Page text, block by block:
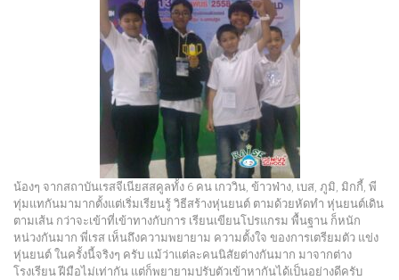
น้องๆ จากสถาบันเรสจีเนียสสคูลทั้ง 6 คน เกววิน, ข้าวฟ่าง, เบส, ภูมิ, มิกกี้, พี
ทุ่มแทกันมามากตั้งแต่เริ่มเรียนรู้ วิธีสร้างหุ่นยนต์ ตามด้วยหัดทำ หุ่นยนต์เดิน
ตามเส้น กว่าจะเข้าที่เข้าทางกับการ เรียนเขียนโปรแกรม พื้นฐาน ก็หนัก
หน่วงกันมาก พี่เรส เห็นถึงความพยายาม ความตั้งใจ ของการเตรียมตัว แข่ง
หุ่นยนต์ ในครั้งนี้จริงๆ ครับ แม้ว่าแต่ละคนนิสัยต่างกันมาก มาจากต่าง
โรงเรียน ฝีมือไม่เท่ากัน แต่ก็พยายามปรับตัวเข้าหากันได้เป็นอย่างดีครับ